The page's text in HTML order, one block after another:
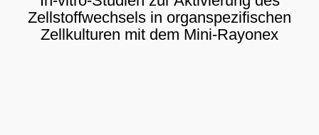
Zellstoffwechsels in organspezifischen
Zellkulturen mit dem Mini-Rayonex